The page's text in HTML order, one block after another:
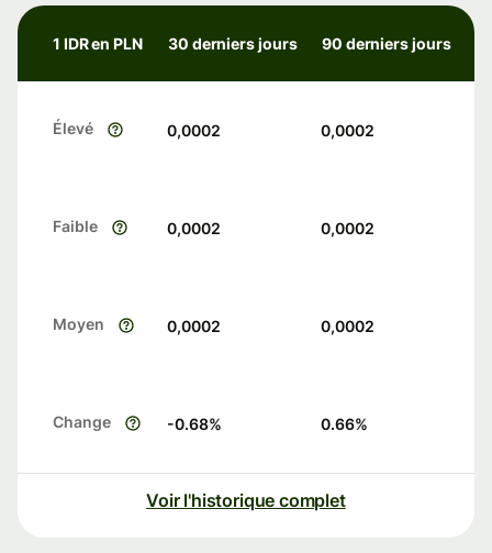
1 IDR en PLN 30 derniers jours 90 derniers jours
Élevé 0,0002 0,0002
Faible 0,0002 0,0002
Moyen 0,0002 0,0002
Change -0.68% 0.66%
Voir l'historique complet